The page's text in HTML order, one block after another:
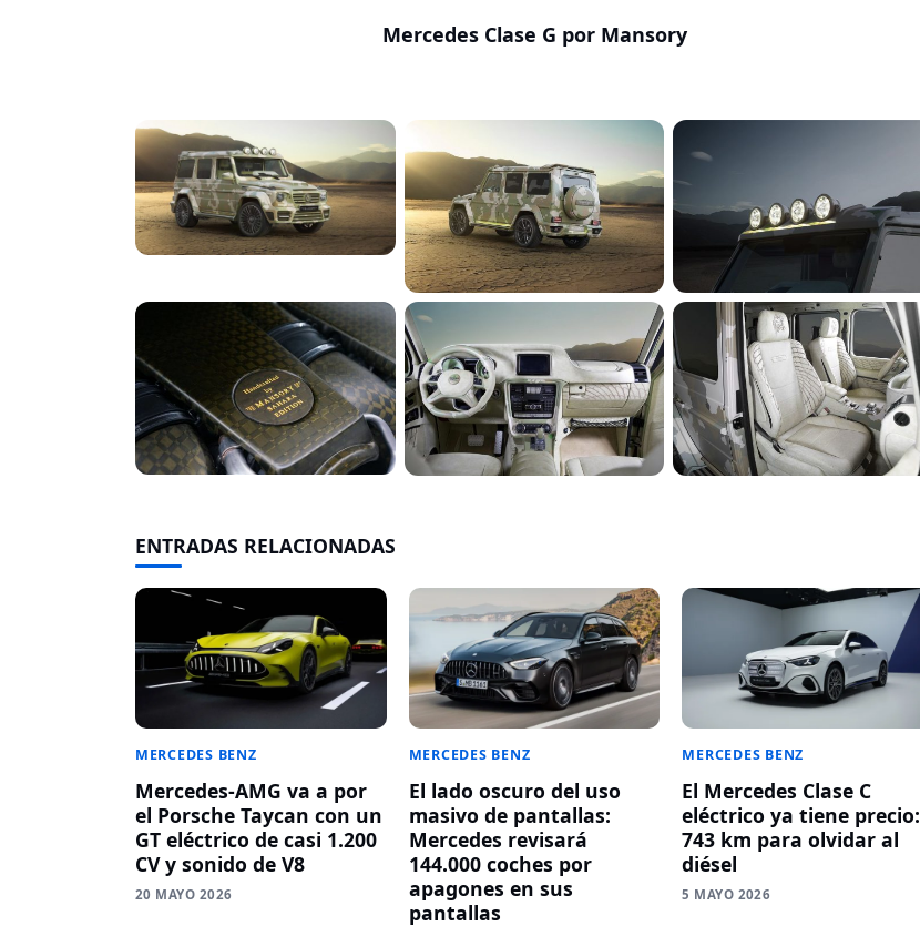
Mercedes Clase G por Mansory
ENTRADAS RELACIONADAS
MERCEDES BENZ
Mercedes-AMG va a por
el Porsche Taycan con un
GT eléctrico de casi 1.200
CV y sonido de V8
20 MAYO 2026
MERCEDES BENZ
El lado oscuro del uso
masivo de pantallas:
Mercedes revisará
144.000 coches por
apagones en sus
pantallas
MERCEDES BENZ
El Mercedes Clase C
eléctrico ya tiene precio:
743 km para olvidar al
diésel
5 MAYO 2026